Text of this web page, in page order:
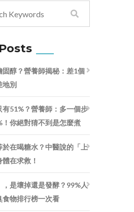
固醇？營養師揭秘：差1個
地別
有51%？營養師：多一個步
！你絕對猜不到是怎麼煮
於在喝糖水？中醫說的「上
在求救！
，是壞掉還是發酵？99%人
食物排行榜一次看